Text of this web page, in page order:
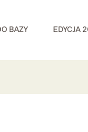
BAZY EDYCJA